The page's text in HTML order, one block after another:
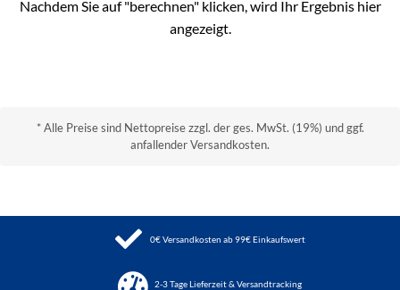
Nachdem Sie auf "berechnen" klicken, wird Ihr Ergebnis hier
angezeigt.
* Alle Preise sind Nettopreise zzgl. der ges. MwSt. (19%) und ggf.
anfallender Versandkosten.
0€ Versandkosten ab 99€ Einkaufswert
2-3 Tage Lieferzeit & Versandtracking